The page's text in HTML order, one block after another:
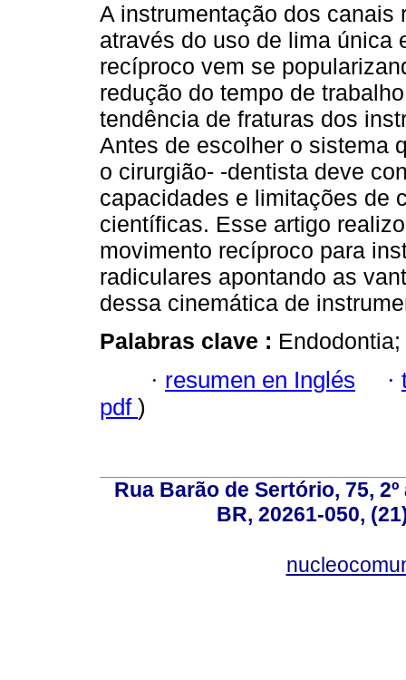
A instrumentação dos canais
através do uso de lima única
recíproco vem se
redução do tempo de
tendência de fraturas dos
Antes de escolher o sistema
o cirurgião- -dentista deve
capacidades e limitações de
científicas. Esse artigo
movimento recíproco para
radiculares apontando as
dessa cinemática de
Palabras clave :
· resumen en Inglés ·
pdf )
Rua Barão de Sertório, 75,
BR, 20261-050,